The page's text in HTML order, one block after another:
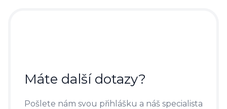
Máte další dotazy?
Pošlete nám svou přihlášku a náš specialista